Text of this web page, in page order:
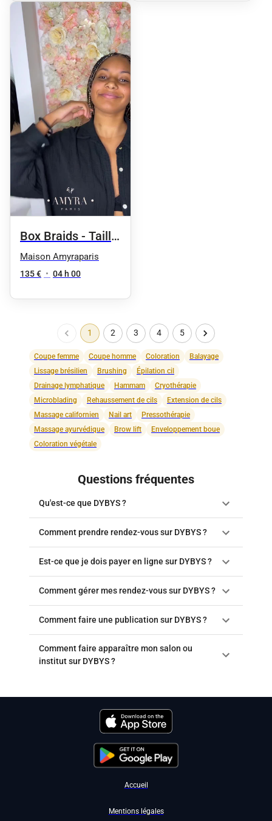
Box Braids - Taille
4 / milieu du dos
Maison Amyraparis
135 € • 04 h 00
1 2 3 4 5
Coupe femme Coupe homme Coloration
Balayage
Lissage brésilien
Brushing
Épilation cil
Drainage lymphatique
Hammam
Cryothérapie
Microblading
Rehaussement de cils
Extension de cils
Massage californien
Nail art
Pressothérapie
Massage ayurvédique
Brow lift
Enveloppement boue
Coloration végétale
Questions fréquentes
Qu'est-ce que DYBYS ?
Comment prendre rendez-vous sur DYBYS ?
Est-ce que je dois payer en ligne sur DYBYS ?
Comment gérer mes rendez-vous sur DYBYS ?
Comment faire une publication sur DYBYS ?
Comment faire apparaître mon salon ou
institut sur DYBYS ?
Accueil
Mentions légales